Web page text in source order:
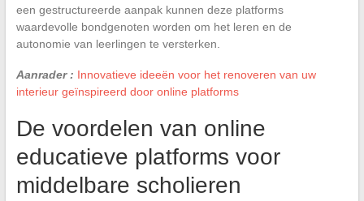
een gestructureerde aanpak kunnen deze platforms
waardevolle bondgenoten worden om het leren en de
autonomie van leerlingen te versterken.
Aanrader : Innovatieve ideeën voor het renoveren van uw
interieur geïnspireerd door online platforms
De voordelen van online
educatieve platforms voor
middelbare scholieren